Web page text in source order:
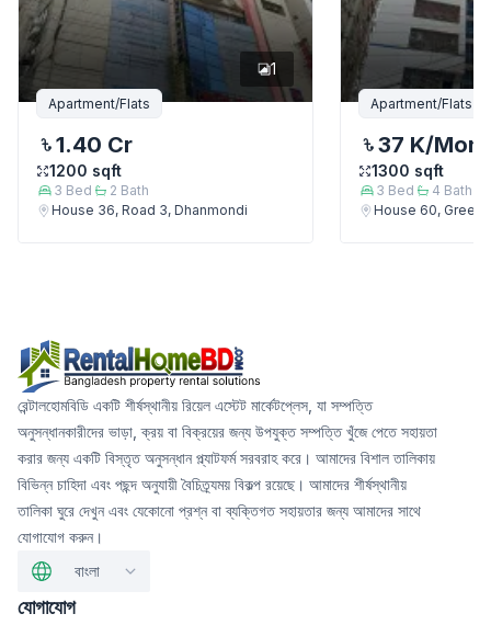
1
Apartment/Flats
1.40 Cr
1200 sqft
3 Bed 2 Bath
House 36, Road 3, Dhanmondi
Apartment/Flats
37 K/
1300 sqft
3 Bed 4 Bath
House 60, Green
রেন্টালহোমবিডি একটি শীর্ষস্থানীয় রিয়েল এস্টেট মার্কেটপ্লেস, যা সম্পত্তি
অনুসন্ধানকারীদের ভাড়া, ক্রয় বা বিক্রয়ের জন্য উপযুক্ত সম্পত্তি খুঁজে পেতে সহায়তা
করার জন্য একটি বিস্তৃত অনুসন্ধান প্ল্যাটফর্ম সরবরাহ করে। আমাদের বিশাল তালিকায়
বিভিন্ন চাহিদা এবং পছন্দ অনুযায়ী বৈচিত্র্যময় বিকল্প রয়েছে। আমাদের শীর্ষস্থানীয়
তালিকা ঘুরে দেখুন এবং যেকোনো প্রশ্ন বা ব্যক্তিগত সহায়তার জন্য আমাদের সাথে
যোগাযোগ করুন।
বাংলা
যোগাযোগ